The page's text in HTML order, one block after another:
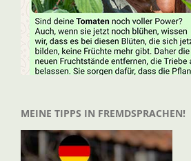
MEINE TIPPS IN FREMDSPRACHEN!